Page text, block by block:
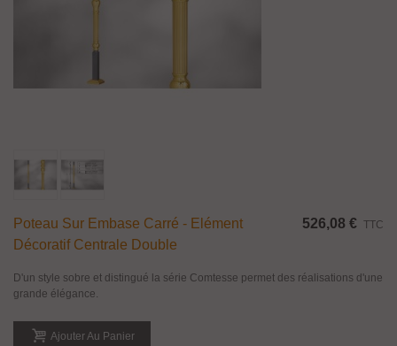
Poteau Sur Embase Carré - Elément
Décoratif Centrale Double
526,08 € TTC
D'un style sobre et distingué la série Comtesse permet des réalisations d'une
grande élégance.
Ajouter Au Panier